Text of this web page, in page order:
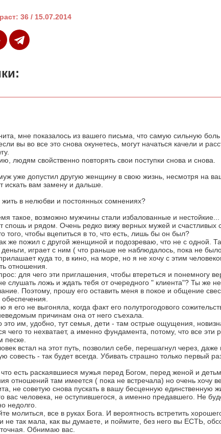
36 / 15.07.2014
мне показалось из вашего письма, что самую сильную
вы во все это снова окунетесь, могут начаться качели и
людям свойственно повторять свои поступки снова и снова.
уже допустил другую женщину в свою жизнь, несмотря на
искать вам замену и дальше.
в нелюбви и постоянных сомнениях?
такое, возможно мужчины стали избалованные и
спошь и рядом. Очень редко вижу верных мужей и счастливых
того, чтобы вцепиться в то, что есть, лишь бы он был?
же пожил с другой женщиной и подозреваю, что не с одной.
деньги, играет с ним ( что раньше не наблюдалось, пока не
куда то, в кино, на море, но я не хочу с этим
отношения.
для чего эти приглашения, чтобы втереться и понемногу
слушать ложь и ждать тебя от очередного " клиента"? Ты же
Поэтому, прошу его оставить меня в покое и общение
я его не выгоняла, когда факт его полутрогодового
причинам она от него съехала.
это им, удобно, тут семья, дети - там острые ощущения,
чего то нехватает, а именно фундамента, потому, что все эти
песке.
встал на этот путь, позволил себе, перешагнул через,
совесть - так будет всегда. Убивать страшно только первый
есть раскаявшиеся мужья перед Богом, перед женой и
отношений там имеется ( пока не встречала) но очень хочу
не советую снова пускать в вашу бесценную единственную
вас человека, не оступившегося, а именно предавшего. Не
недолго.
молиться, все в руках Бога. И вероятность встретить
не так мала, как вы думаете, и поймите, без него вы ЕСТЬ,
Обнимаю вас.